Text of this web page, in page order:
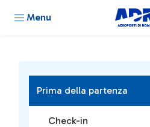
Menu
Prima della partenza
Check-in